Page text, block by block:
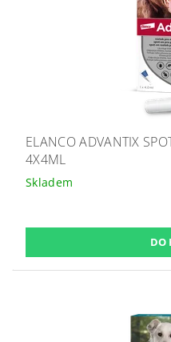
ELANCO ADVANTIX
4X4ML
Skladem